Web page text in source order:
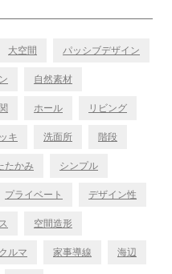
大空間 パッシブデザイン
自然素材
ホール リビング
キ 洗面所 階段
たかみ シンプル
プライベート デザイン性
空間造形
クルマ 家事導線 海辺